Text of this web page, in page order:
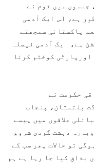
جلسوں میں قوم نے
ہے، اس ایک آدمی
نظر آرہا تھا، آج 70فیصد پاکستانی سمجھتے
ہے، ایک آدمی فیصلہ
کوختم کرنا
حکومت نے
بلتستان، پنجاب
علاقوں میں پیسے
دہشت گردی شروع
تو حالات پھر سب کے
مذاق کیا جا رہا ہے ہم